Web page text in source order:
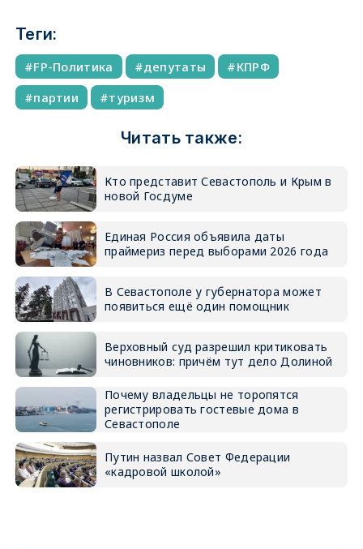
Теги:
FP-Политика депутаты
КПРФ
партии
туризм
Читать также:
Кто представит Севастополь и Крым в
новой Госдуме
Единая Россия объявила даты
праймериз перед выборами 2026 года
В Севастополе у губернатора может
появиться ещё один помощник
Верховный суд разрешил критиковать
чиновников: причём тут дело Долиной
Почему владельцы не торопятся
регистрировать гостевые дома в
Севастополе
Путин назвал Совет Федерации
«кадровой школой»